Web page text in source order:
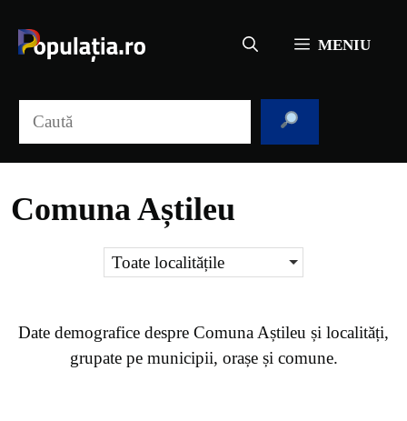
conținut
MENIU
Comuna Aștileu
Toate localitățile
Date demografice despre Comuna Aștileu și localități,
grupate pe municipii, orașe și comune.